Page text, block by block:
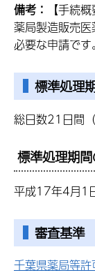
備考：
【手続概
薬局製造販売
必要な申請です。
標準処理
総日数21日間
標準処理期
平成17年4月1
審査基準
千葉県薬局等